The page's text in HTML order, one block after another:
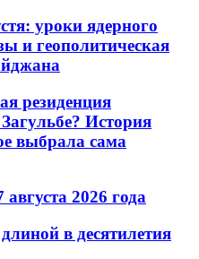
уроки ядерного
и геополитическая
резиденция
История
выбрала сама
2026 года
в десятилетия